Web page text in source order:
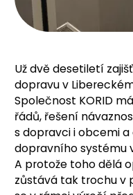
Už dvě desetiletí
dopravu v
Společnost KORID
řádů, řešení
s dopravci i obcemi
dopravního systému
A protože toho dělá
zůstává tak trochu v